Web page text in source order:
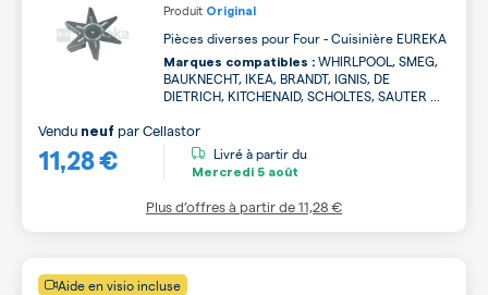
Produit Original
Pièces diverses pour Four - Cuisinière EUREKA
Marques compatibles : WHIRLPOOL, SMEG,
BAUKNECHT, IKEA, BRANDT, IGNIS, DE
DIETRICH, KITCHENAID, SCHOLTES, SAUTER ...
11,28 €
Vendu neuf parCellastor
Livré à partir du
Mercredi 5 août
Plus d’offres à partir de11,28 €
Aide en visio incluse